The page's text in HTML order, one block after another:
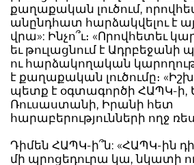
քաղաքական լուծում,
անընդհատ հարձակվելու է
վրա»: Ինչո՞ւ։ «Որովհետեւ
եւ թուլացնում է
ու հարձակողական
է քաղաքական լուծումը։
պետք է օգտագործի ՀԱՊԿ-ի,
Ռուսաստանի, Իրանի հետ
հարաբերությունների ողջ
Դիմեն ՀԱՊԿ-ի՞ն: «ՀԱՊԿ-ին
մի պրոցեդուրա կա, նկատի